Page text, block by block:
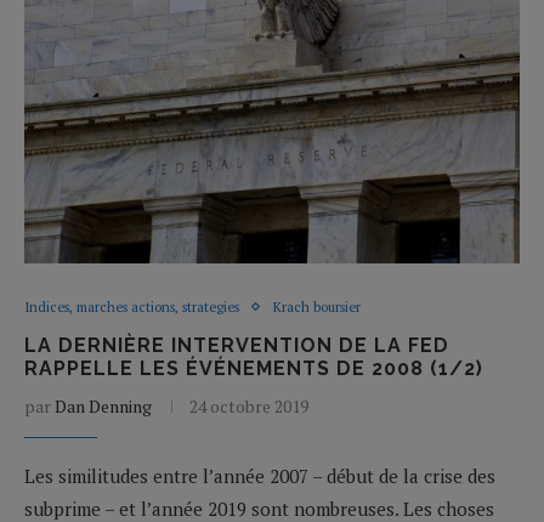
Indices, marches actions, strategies Krach boursier
LA DERNIÈRE INTERVENTION DE LA FED
RAPPELLE LES ÉVÉNEMENTS DE 2008 (1/2)
parDan Denning 24 octobre 2019
Les similitudes entre l’année 2007 – début de la crise des
subprime – et l’année 2019 sont nombreuses. Les choses